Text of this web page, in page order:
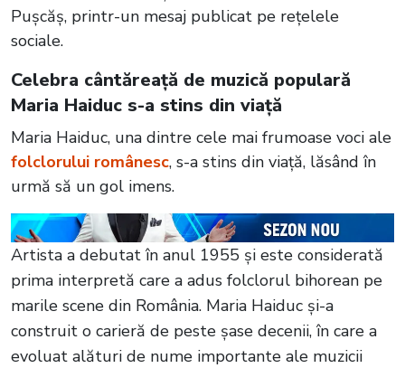
Pușcăș, printr-un mesaj publicat pe rețelele
sociale.
Celebra cântăreață de muzică populară
Maria Haiduc s-a stins din viață
Maria Haiduc, una dintre cele mai frumoase voci ale
folclorului românesc, s-a stins din viață, lăsând în
urmă să un gol imens.
Artista a debutat în anul 1955 și este considerată
prima interpretă care a adus folclorul bihorean pe
marile scene din România. Maria Haiduc și-a
construit o carieră de peste șase decenii, în care a
evoluat alături de nume importante ale muzicii